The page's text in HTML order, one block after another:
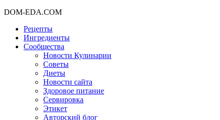
DOM-EDA.COM
Рецепты
Ингредиенты
Сообщества
Новости Кулинарии
Советы
Диеты
Новости сайта
Здоровое питание
Сервировка
Этикет
Авторский блог